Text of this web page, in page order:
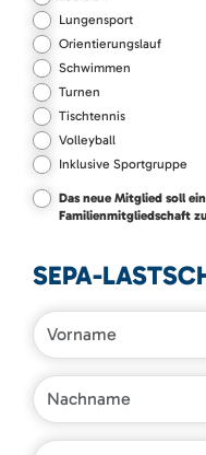
Lungensport
Orientierungslauf
Schwimmen
Turnen
Tischtennis
Volleyball
Inklusive Sportgruppe
Das neue Mitglied soll
Familienmitgliedschaft
SEPA-